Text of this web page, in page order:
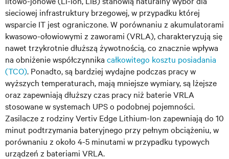
sieciowej infrastruktury brzegowej, w przypadku której
wsparcie IT jest ograniczone. W porównaniu z akumulatorami
kwasowo-ołowiowymi z zaworami (VRLA), charakteryzują się
nawet trzykrotnie dłuższą żywotnością, co znacznie wpływa
na obniżenie współczynnika całkowitego kosztu posiadania
(TCO). Ponadto, są bardziej wydajne podczas pracy w
wyższych temperaturach, mają mniejsze wymiary, są lżejsze
oraz zapewniają dłuższy czas pracy niż baterie VRLA
stosowane w systemach UPS o podobnej pojemności.
Zasilacze z rodziny Vertiv Edge Lithium-Ion zapewniają do 10
minut podtrzymania bateryjnego przy pełnym obciążeniu, w
porównaniu z około 4-5 minutami w przypadku typowych
urządzeń z bateriami VRLA.